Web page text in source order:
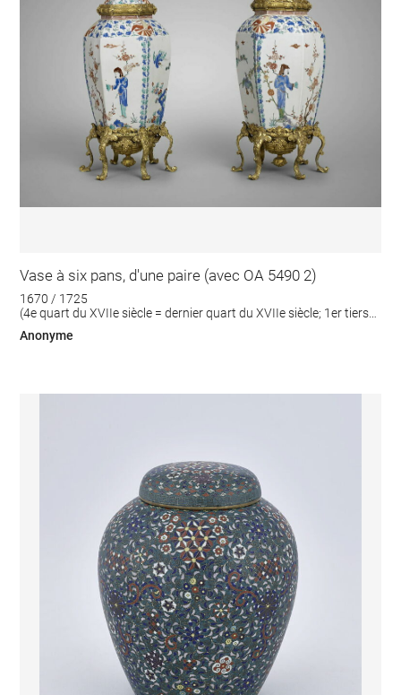
Vase à six pans, d'une paire (avec OA 5490 2)
1670 / 1725
(4e quart du XVIIe siècle = dernier quart du XVIIe siècle; 1er tiers
Anonyme